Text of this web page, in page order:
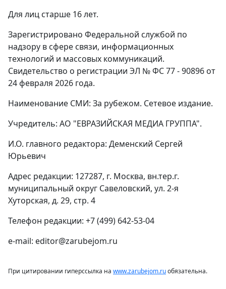
Для лиц старше 16 лет.
Зарегистрировано Федеральной службой по
надзору в сфере связи, информационных
технологий и массовых коммуникаций.
Свидетельство о регистрации ЭЛ № ФС 77 - 90896 от
24 февраля 2026 года.
Наименование СМИ: За рубежом. Сетевое издание.
Учредитель: АО "ЕВРАЗИЙСКАЯ МЕДИА ГРУППА".
И.О. главного редактора: Деменский Сергей
Юрьевич
Адрес редакции: 127287, г. Москва, вн.тер.г.
муниципальный округ Савеловский, ул. 2-я
Хуторская, д. 29, стр. 4
Телефон редакции: +7 (499) 642-53-04
e-mail: editor@zarubejom.ru
При цитировании гиперссылка на www.zarubejom.ruобязательна.